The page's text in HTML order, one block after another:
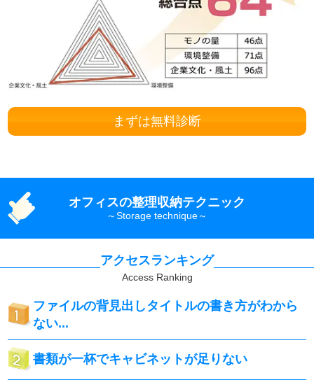
まずは無料診断
オフィスの整理収納テクニック
アクセスランキング
ファイルの背見出しタイトルの書き方がわから
ない...
書類が一杯でキャビネットが足りない